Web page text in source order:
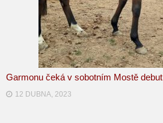
Garmonu čeká v sobotním Mostě debut
12 DUBNA, 2023